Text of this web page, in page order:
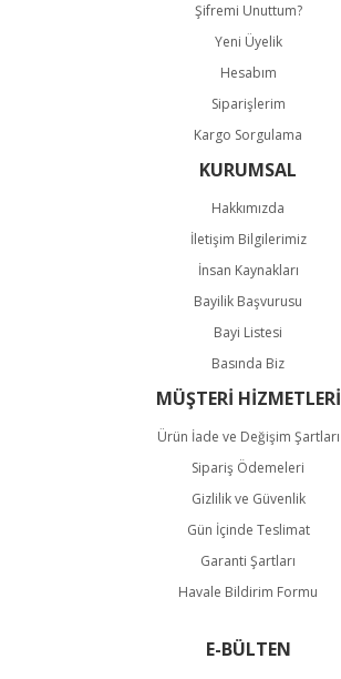
Gönder
Şifremi Unuttum?
Yeni Üyelik
Hesabım
Siparişlerim
Kargo Sorgulama
KURUMSAL
Hakkımızda
İletişim Bilgilerimiz
İnsan Kaynakları
Bayilik Başvurusu
Bayi Listesi
Basında Biz
MÜŞTERİ HİZMETLERİ
Ürün İade ve Değişim Şartları
Sipariş Ödemeleri
Gizlilik ve Güvenlik
Gün İçinde Teslimat
Garanti Şartları
Havale Bildirim Formu
E-BÜLTEN